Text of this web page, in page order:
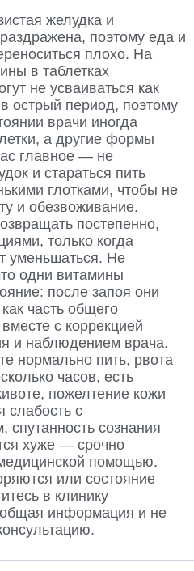
желудка и
поэтому еда и
плохо. На
в таблетках
не усваиваться как
острый период, поэтому
врачи иногда
а другие формы
главное — не
и стараться пить
глотками, чтобы не
и обезвоживание.
постепенно,
только когда
уменьшаться. Не
одни витамины
после запоя они
часть общего
с коррекцией
и наблюдением врача.
нормально пить, рвота
часов, есть
пожелтение кожи
слабость с
спутанность сознания
хуже — срочно
помощью.
или состояние
в клинику
информация и не